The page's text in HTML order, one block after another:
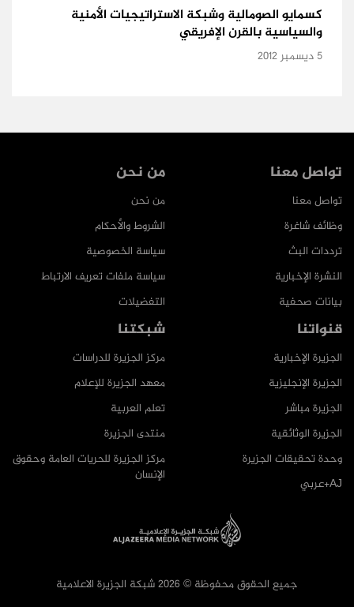
كسمايو الصومالية وشبكة الاستراتيجيات الأمنية
والسياسية بالقرن الإفريقي
5 ديسمبر 2012
من نحن
من نحن
الشروط والأحكام
سياسة الخصوصية
سياسة ملفات تعريف الارتباط
التفضيلات
تواصل معنا
تواصل معنا
وظائف شاغرة
ترددات البث
النشرة الإخبارية
بيانات صحفية
شبكتنا
مركز الجزيرة للدراسات
معهد الجزيرة للإعلام
تعلم العربية
منتدى الجزيرة
مركز الجزيرة للحريات العامة وحقوق
الإنسان
قنواتنا
الجزيرة الإخبارية
الجزيرة الإنجليزية
الجزيرة مباشر
الجزيرة الوثائقية
وحدة تحقيقات الجزيرة
AJ+عربي
جميع الحقوق محفوظة © 2026 شبكة الجزيرة الاعلامية